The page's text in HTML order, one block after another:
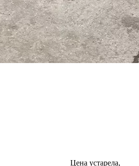
Цена устарела,